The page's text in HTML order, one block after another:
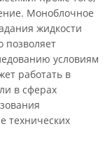
Моноблочное
жидкости
позволяет
условиям
работать в
в сферах
технических